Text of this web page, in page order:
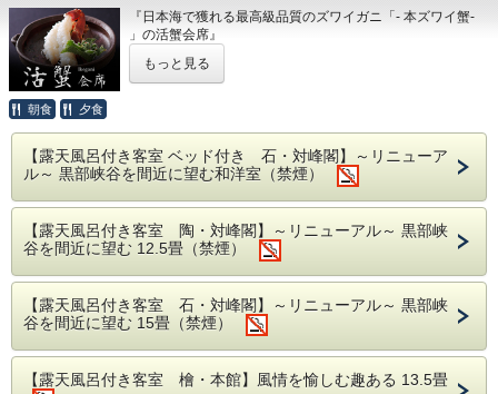
『日本海で獲れる最高級品質のズワイガニ「- 本ズワイ蟹-
」の活蟹会席』
味しさ～
深い甘みととろける味わいの蟹刺し、甘み・旨み・香ばしさ
を一度に味わえる焼き蟹、地酒を含みながら味わうと一層味
蟹すき鍋。
目と舌で愉しんでいただけるよう選び抜いた器・・・。
どれも贅を極めたお料理になっています。
特に焼き蟹は、蟹の旨みを最大限に味わうことができる料
理。火加減が大変難しいため長年の経験で培った料理人の匠
の技で丁寧に焼き上げます。
料理長は地元で揚がる魚介類とその一番美味しい調理法を幼
い頃から仕込まれ、料理旅館として創業した延楽の技を継承
しつつ、日々手間と時間を惜しむことなく調理に情熱を注ぎ
込んでいます。
もっと見る
朝食 夕食
【露天風呂付き客室 ベッド付き 石・対峰閣】～リニューア
ル～ 黒部峡谷を間近に望む和洋室（禁煙）
【露天風呂付き客室 陶・対峰閣】～リニューアル～ 黒部峡
谷を間近に望む 12.5畳（禁煙）
【露天風呂付き客室 石・対峰閣】～リニューアル～ 黒部峡
谷を間近に望む 15畳（禁煙）
【露天風呂付き客室 檜・本館】風情を愉しむ趣ある 13.5畳